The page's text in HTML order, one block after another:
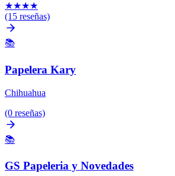
★★★★
(15 reseñas)
📚
Papelera Kary
Chihuahua
(0 reseñas)
📚
GS Papeleria y Novedades